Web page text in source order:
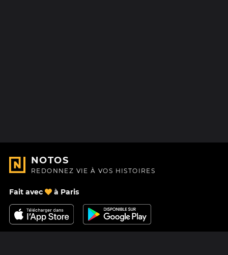
NOTOS
REDONNEZ VIE À VOS HISTOIRES
Fait avec à Paris